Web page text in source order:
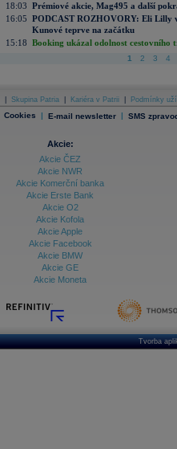
18:03 Prémiové akcie, Mag495 a další
16:05 PODCAST ROZHOVORY: Eli Lilly
Kunové teprve na začátku
15:18 Booking ukázal odolnost cestovního
1 2 3 4
Skupina Patria Kariéra v Patrii Podmínky
Cookies | E-mail newsletter | SMS
Akcie:
Akcie ČEZ
Akcie NWR
Akcie Komerční banka
Akcie Erste Bank
Akcie O2
Akcie Kofola
Akcie Apple
Akcie Facebook
Akcie BMW
Akcie GE
Akcie Moneta
Tvorba